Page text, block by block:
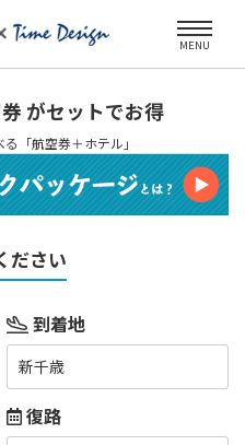
MENU
がセットでお得
「航空券＋ホテル」
ださい
到着地
新千歳
復路